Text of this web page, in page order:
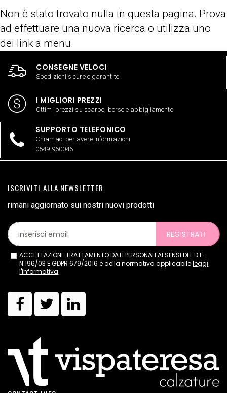
Non è stato trovato nulla in questa pagina. Prova
ad effettuare una nuova ricerca o utilizza uno
dei link a menu.
CONSEGNE VELOCI
Spedizioni sicure e garantite
I MIGLIORI PREZZI
Ottimi prezzi su scarpe, borse e abbigliamento
SUPPORTO TELEFONICO
Chiamaci per avere informazioni
0549 960046
ISCRIVITI ALLA NEWSLETTER
rimani aggiornato sui nostri nuovi prodotti
REGISTRATI
ACCETTAZIONE TRATTAMENTO DATI PERSONALI AI SENSI DEL D.L.
N.196/03 E GDPR 679/2016 e della normativa applicabileleggi
l'informativa